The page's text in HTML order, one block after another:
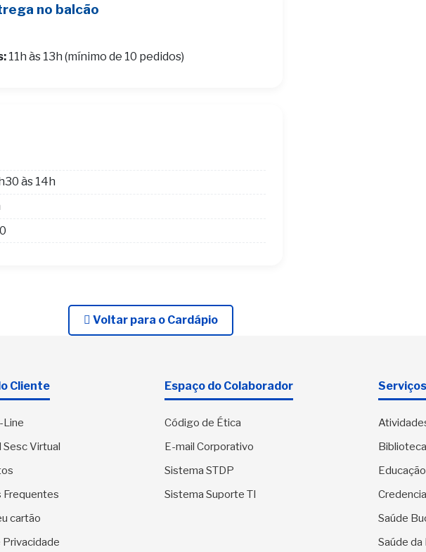
no balcão
11h às 13h (mínimo de 10 pedidos)
às 14h
Voltar para o Cardápio
Cliente
Line
Virtual
Frequentes
cartão
Privacidade
Espaço do Colaborador
Código de Ética
E-mail Corporativo
Sistema STDP
Sistema Suporte TI
Serviços
Biblioteca
Educação
Saúde
Saúde da